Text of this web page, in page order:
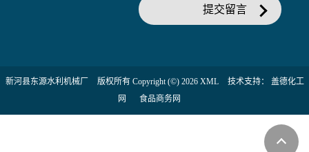
提交留言
新河县东源水利机械厂 版权所有 Copyright (©) 2026 XML 技术支持： 盖德化工
网
食品商务网